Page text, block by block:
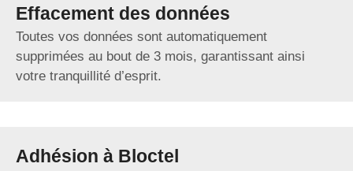
Effacement des données
Toutes vos données sont automatiquement
supprimées au bout de 3 mois, garantissant ainsi
votre tranquillité d’esprit.
Adhésion à Bloctel